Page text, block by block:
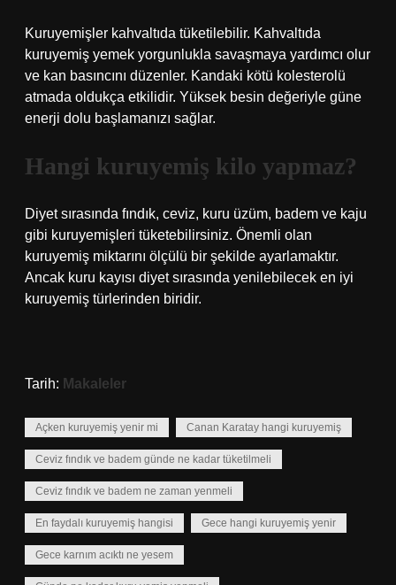
Kuruyemişler kahvaltıda tüketilebilir. Kahvaltıda
kuruyemiş yemek yorgunlukla savaşmaya yardımcı olur
ve kan basıncını düzenler. Kandaki kötü kolesterolü
atmada oldukça etkilidir. Yüksek besin değeriyle güne
enerji dolu başlamanızı sağlar.
Hangi kuruyemiş kilo yapmaz?
Diyet sırasında fındık, ceviz, kuru üzüm, badem ve kaju
gibi kuruyemişleri tüketebilirsiniz. Önemli olan
kuruyemiş miktarını ölçülü bir şekilde ayarlamaktır.
Ancak kuru kayısı diyet sırasında yenilebilecek en iyi
kuruyemiş türlerinden biridir.
Tarih: Makaleler
Açken kuruyemiş yenir mi Canan Karatay hangi kuruyemiş
Ceviz fındık ve badem günde ne kadar tüketilmeli
Ceviz fındık ve badem ne zaman yenmeli
En faydalı kuruyemiş hangisi Gece hangi kuruyemiş yenir
Gece karnım acıktı ne yesem